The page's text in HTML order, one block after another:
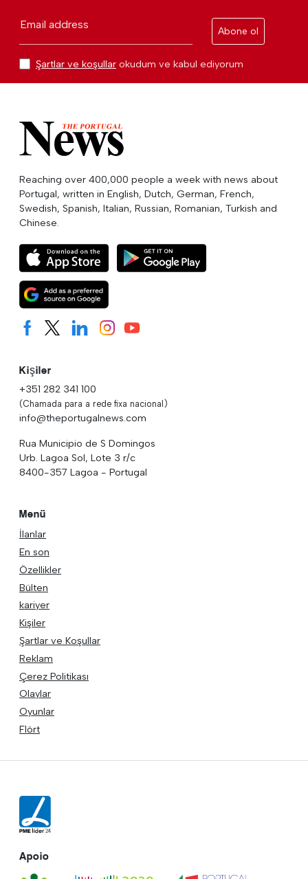
Email address
Abone ol
Şartlar ve koşullar okudum ve kabul ediyorum
Reaching over 400,000 people a week with news about
Portugal, written in English, Dutch, German, French,
Swedish, Spanish, Italian, Russian, Romanian, Turkish and
Chinese.
Kişiler
+351 282 341 100
(Chamada para a rede fixa nacional)
info@theportugalnews.com
Rua Municipio de S Domingos
Urb. Lagoa Sol, Lote 3 r/c
8400-357 Lagoa - Portugal
Menü
İlanlar
En son
Özellikler
Bülten
kariyer
Kişiler
Şartlar ve Koşullar
Reklam
Çerez Politikası
Olaylar
Oyunlar
Flört
Apoio